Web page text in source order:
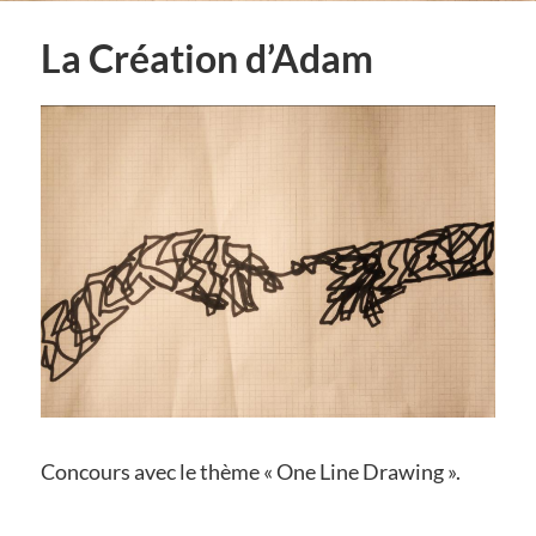
La Création d’Adam
Concours avec le thème « One Line Drawing ».